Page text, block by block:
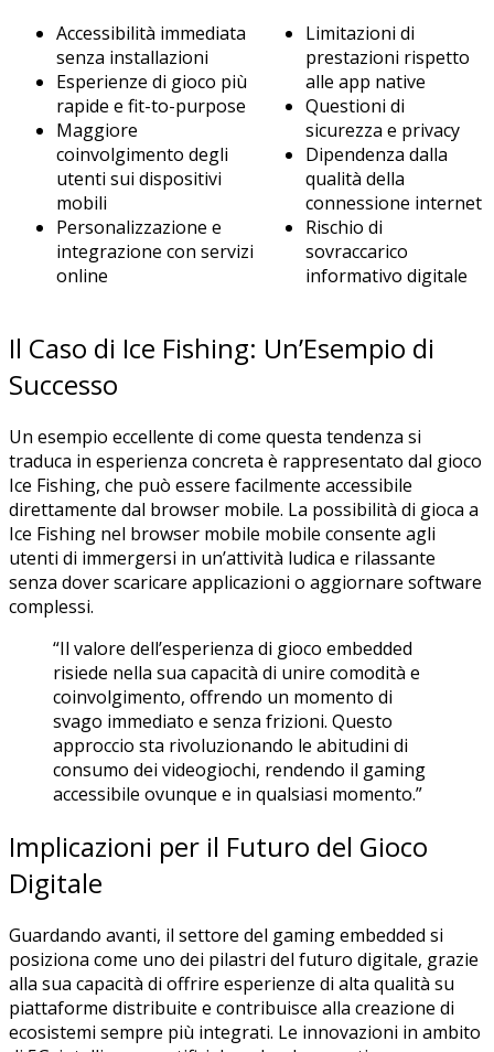
Accessibilità immediata
senza installazioni
Esperienze di gioco più
rapide e fit-to-purpose
Maggiore
coinvolgimento degli
utenti sui dispositivi
mobili
Personalizzazione e
integrazione con servizi
online
Limitazioni di
prestazioni rispetto
alle app native
Questioni di
sicurezza e privacy
Dipendenza dalla
qualità della
connessione internet
Rischio di
sovraccarico
informativo digitale
Il Caso di Ice Fishing: Un’Esempio di
Successo
Un esempio eccellente di come questa tendenza si
traduca in esperienza concreta è rappresentato dal gioco
Ice Fishing, che può essere facilmente accessibile
direttamente dal browser mobile. La possibilità di gioca a
Ice Fishing nel browser mobile mobile consente agli
utenti di immergersi in un’attività ludica e rilassante
senza dover scaricare applicazioni o aggiornare software
complessi.
“Il valore dell’esperienza di gioco embedded
risiede nella sua capacità di unire comodità e
coinvolgimento, offrendo un momento di
svago immediato e senza frizioni. Questo
approccio sta rivoluzionando le abitudini di
consumo dei videogiochi, rendendo il gaming
accessibile ovunque e in qualsiasi momento.”
Implicazioni per il Futuro del Gioco
Digitale
Guardando avanti, il settore del gaming embedded si
posiziona come uno dei pilastri del futuro digitale, grazie
alla sua capacità di offrire esperienze di alta qualità su
piattaforme distribuite e contribuisce alla creazione di
ecosistemi sempre più integrati. Le innovazioni in ambito